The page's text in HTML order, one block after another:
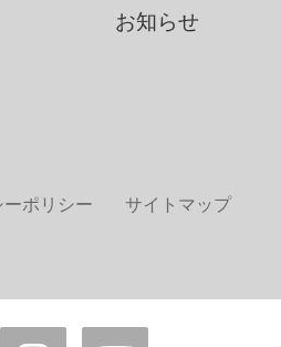
お知らせ
ポリシー サイトマップ